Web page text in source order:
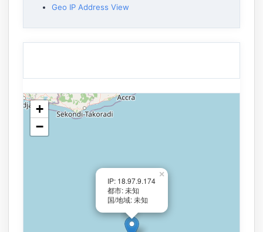
Geo IP Address View
IP: 18.97.9.174
都市: 未知
国/地域: 未知
×
+
−